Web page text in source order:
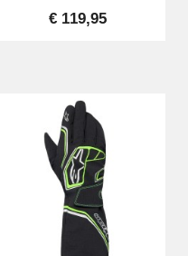
€ 119,95